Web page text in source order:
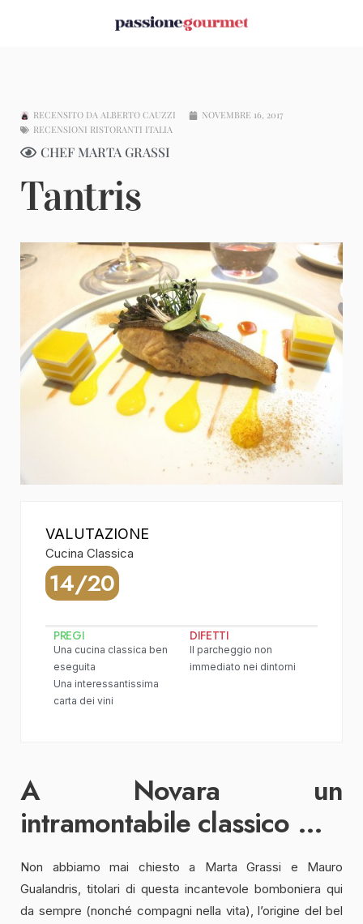
RECENSITO DA ALBERTO CAUZZI
NOVEMBRE 16, 2017
RECENSIONI RISTORANTI ITALIA
CHEF MARTA GRASSI
Tantris
VALUTAZIONE
Cucina Classica
14/20
PREGI
Una cucina classica ben
eseguita
Una interessantissima
carta dei vini
DIFETTI
Il parcheggio non
immediato nei dintorni
A Novara un
intramontabile classico …
Non abbiamo mai chiesto a Marta Grassi e Mauro
Gualandris, titolari di questa incantevole bomboniera qui
da sempre (nonché compagni nella vita), l’origine del bel